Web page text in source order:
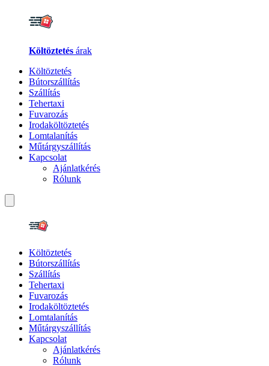
Költöztetés árak
Költöztetés
Bútorszállítás
Szállítás
Tehertaxi
Fuvarozás
Irodaköltöztetés
Lomtalanítás
Műtárgyszállítás
Kapcsolat
Ajánlatkérés
Rólunk
Költöztetés
Bútorszállítás
Szállítás
Tehertaxi
Fuvarozás
Irodaköltöztetés
Lomtalanítás
Műtárgyszállítás
Kapcsolat
Ajánlatkérés
Rólunk